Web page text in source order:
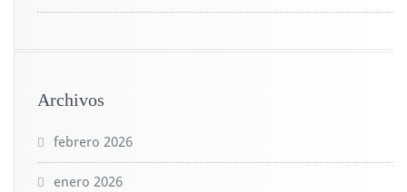
Archivos
febrero 2026
enero 2026